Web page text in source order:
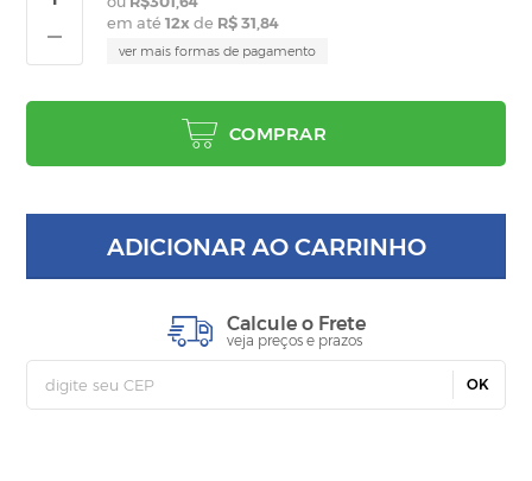
em até12x de R$ 31,84
ver mais formas de pagamento
COMPRAR
ADICIONAR AO CARRINHO
Calcule o Frete
veja preços e prazos
OK